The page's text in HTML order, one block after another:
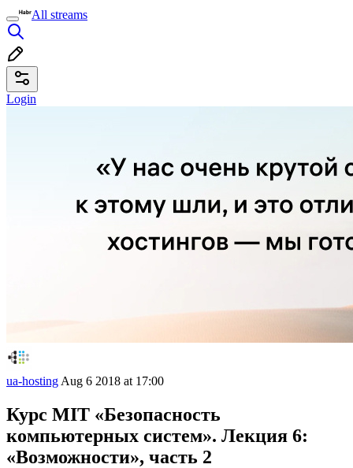
All streams
Login
ua-hosting Aug 6 2018 at 17:00
Курс MIT «Безопасность
компьютерных систем». Лекция 6:
«Возможности», часть 2